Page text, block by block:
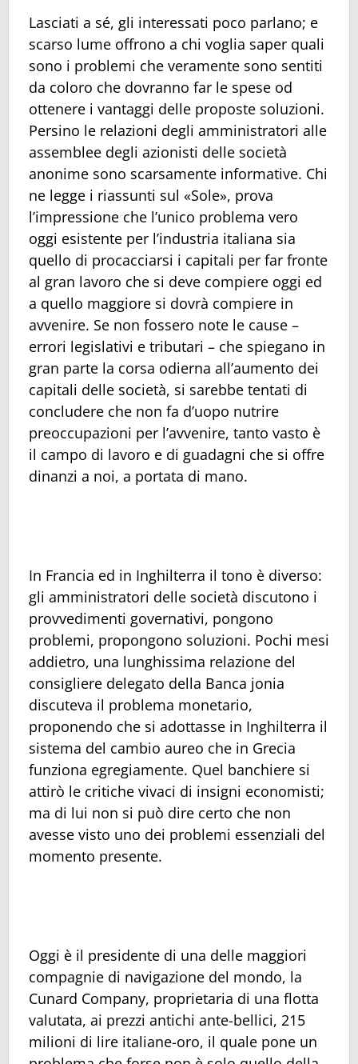
Lasciati a sé, gli interessati poco parlano; e
scarso lume offrono a chi voglia saper quali
sono i problemi che veramente sono sentiti
da coloro che dovranno far le spese od
ottenere i vantaggi delle proposte soluzioni.
Persino le relazioni degli amministratori alle
assemblee degli azionisti delle società
anonime sono scarsamente informative. Chi
ne legge i riassunti sul «Sole», prova
l’impressione che l’unico problema vero
oggi esistente per l’industria italiana sia
quello di procacciarsi i capitali per far fronte
al gran lavoro che si deve compiere oggi ed
a quello maggiore si dovrà compiere in
avvenire. Se non fossero note le cause –
errori legislativi e tributari – che spiegano in
gran parte la corsa odierna all’aumento dei
capitali delle società, si sarebbe tentati di
concludere che non fa d’uopo nutrire
preoccupazioni per l’avvenire, tanto vasto è
il campo di lavoro e di guadagni che si offre
dinanzi a noi, a portata di mano.
In Francia ed in Inghilterra il tono è diverso:
gli amministratori delle società discutono i
provvedimenti governativi, pongono
problemi, propongono soluzioni. Pochi mesi
addietro, una lunghissima relazione del
consigliere delegato della Banca jonia
discuteva il problema monetario,
proponendo che si adottasse in Inghilterra il
sistema del cambio aureo che in Grecia
funziona egregiamente. Quel banchiere si
attirò le critiche vivaci di insigni economisti;
ma di lui non si può dire certo che non
avesse visto uno dei problemi essenziali del
momento presente.
Oggi è il presidente di una delle maggiori
compagnie di navigazione del mondo, la
Cunard Company, proprietaria di una flotta
valutata, ai prezzi antichi ante-bellici, 215
milioni di lire italiane-oro, il quale pone un